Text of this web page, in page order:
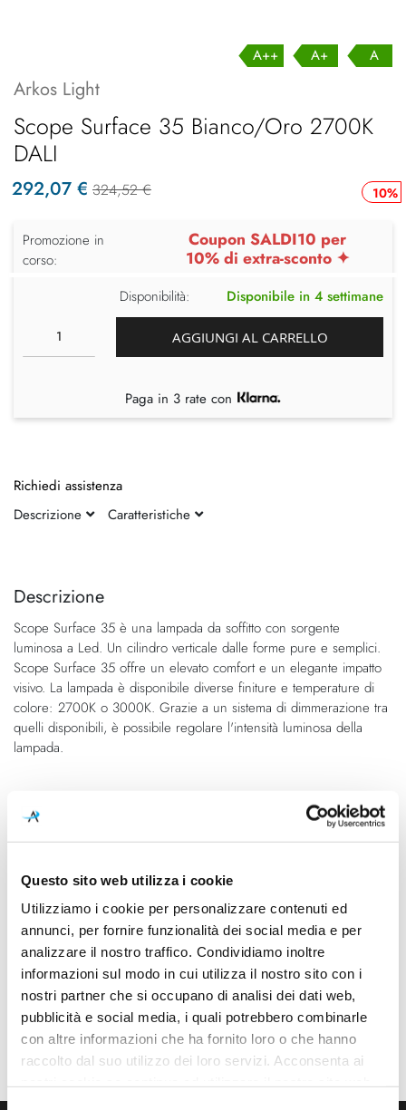
Questo sito web utilizza i cookie
Utilizziamo i cookie per personalizzare contenuti ed
annunci, per fornire funzionalità dei social media e per
analizzare il nostro traffico. Condividiamo inoltre
informazioni sul modo in cui utilizza il nostro sito con i
nostri partner che si occupano di analisi dei dati web,
pubblicità e social media, i quali potrebbero combinarle
con altre informazioni che ha fornito loro o che hanno
raccolto dal suo utilizzo dei loro servizi. Acconsenta ai
fine
galleria
di
immagini
della
di
immagini
Descrizione
Scope Surface 35 è una lampada da soffitto con sorgente
luminosa a Led. Un cilindro verticale dalle forme pure e semplici.
Scope Surface 35 offre un elevato comfort e un elegante impatto
visivo. La lampada è disponibile diverse finiture e temperature di
colore: 2700K o 3000K. Grazie a un sistema di dimmerazione tra
quelli disponibili, è possibile regolare l'intensità luminosa della
lampada.
Caratteristiche
A2603030WG
2700K
Dimensioni
Ø 80mm - 350mm
Sorgente luminosa
Led integrato
Potenza e attacco
7W - 2700K - 910Lm - CRI90
Dimmerazione
DALI
Classe energetica
A++, A+, A
Mpn
A2603030WG
A++ A+ A
Arkos Light
Scope Surface 35 Bianco/Oro 2700K
DALI
10%
292,07 € 324,52 €
Promozione in
corso:
Coupon SALDI10 per
10% di extra-sconto ✦
Disponibilità: Disponibile in 4 settimane
AGGIUNGI AL CARRELLO
Paga in 3 rate con
Richiedi assistenza
Descrizione
Caratteristiche